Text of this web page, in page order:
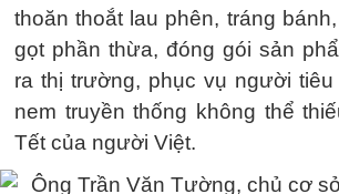
thoăn thoắt lau phên, tráng
gọt phần thừa, đóng gói sản
ra thị trường, phục vụ người tiêu
nem truyền thống không thể
Tết của người Việt.